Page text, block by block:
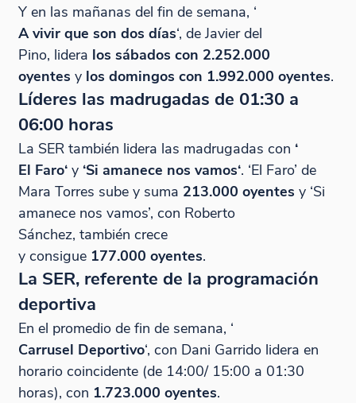
Y en las mañanas del fin de semana, ‘
A vivir que son dos días‘, de Javier del
Pino, lidera los sábados con 2.252.000
oyentes y los domingos con 1.992.000 oyentes.
Líderes las madrugadas de 01:30 a
06:00 horas
La SER también lidera las madrugadas con ‘
El Faro‘y ‘Si amanece nos vamos‘. ‘El Faro’ de
Mara Torres sube y suma 213.000 oyentes y ‘Si
amanece nos vamos’, con Roberto
Sánchez, también crece
y consigue 177.000 oyentes.
La SER, referente de la programación
deportiva
En el promedio de fin de semana, ‘
Carrusel Deportivo‘, con Dani Garrido lidera en
horario coincidente (de 14:00/ 15:00 a 01:30
horas), con 1.723.000 oyentes.